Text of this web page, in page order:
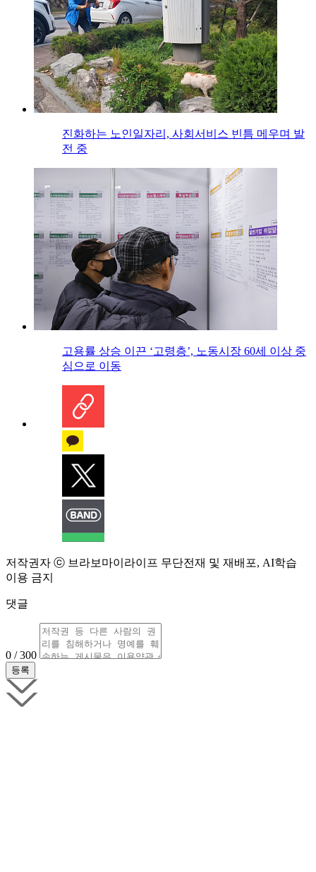
진화하는 노인일자리, 사회서비스 빈틈 메우며 발
전 중
고용률 상승 이끈 ‘고령층’, 노동시장 60세 이상 중
심으로 이동
저작권자 ⓒ 브라보마이라이프 무단전재 및 재배포, AI학습
이용 금지
댓글
0 / 300